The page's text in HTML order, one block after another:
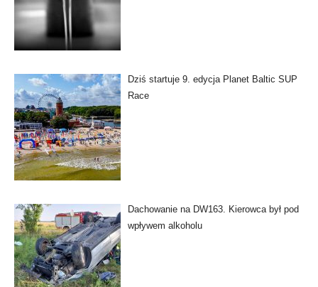
Dziś startuje 9. edycja Planet Baltic SUP
Race
Dachowanie na DW163. Kierowca był pod
wpływem alkoholu